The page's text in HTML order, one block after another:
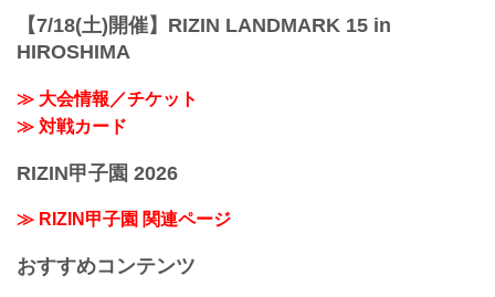
【7/18(土)開催】RIZIN LANDMARK 15 in
HIROSHIMA
≫ 大会情報／チケット
≫ 対戦カード
RIZIN甲子園 2026
≫ RIZIN甲子園 関連ページ
おすすめコンテンツ